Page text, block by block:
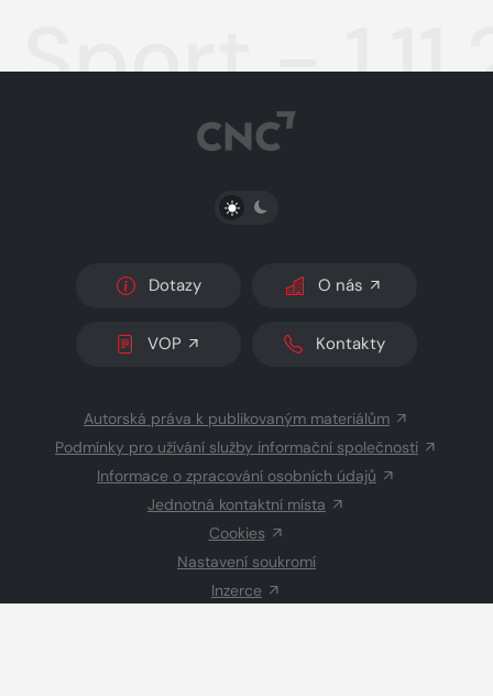
Sport -
PŘEPNOUT SVĚTLÝ/TMAVÝ REŽIM
Dotazy O nás
VOP Kontakty
Autorská práva k publikovaným materiálům
Podmínky pro užívání služby informační společnosti
Informace o zpracování osobních údajů
Jednotná kontaktní místa
Cookies
Nastavení soukromí
Inzerce